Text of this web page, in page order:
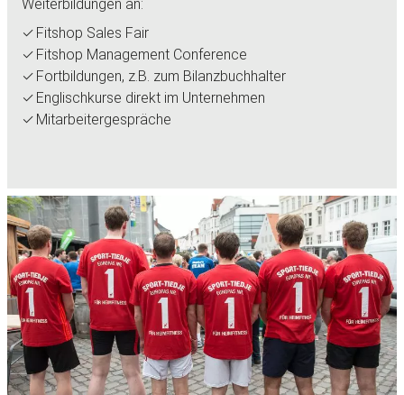
Weiterbildungen an:
Fitshop Sales Fair
Fitshop Management Conference
Fortbildungen, z.B. zum Bilanzbuchhalter
Englischkurse direkt im Unternehmen
Mitarbeitergespräche